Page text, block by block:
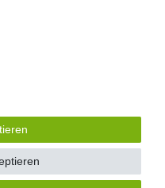
Rechte vorbehalten.